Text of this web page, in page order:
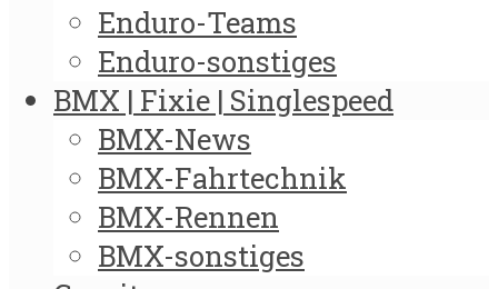
Enduro-Teams
Enduro-sonstiges
BMX | Fixie | Singlespeed
BMX-News
BMX-Fahrtechnik
BMX-Rennen
BMX-sonstiges